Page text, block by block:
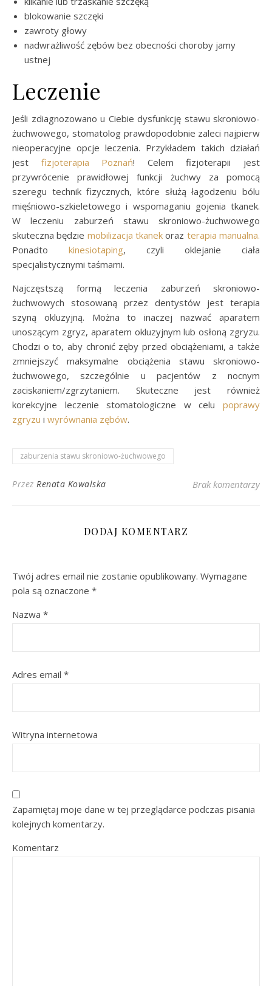
blokowanie szczęki
zawroty głowy
nadwrażliwość zębów bez obecności choroby jamy
ustnej
Leczenie
Jeśli zdiagnozowano u Ciebie dysfunkcję stawu skroniowo-
żuchwowego, stomatolog prawdopodobnie zaleci najpierw
nieoperacyjne opcje leczenia. Przykładem takich działań
jest fizjoterapia Poznań! Celem fizjoterapii jest
przywrócenie prawidłowej funkcji żuchwy za pomocą
szeregu technik fizycznych, które służą łagodzeniu bólu
mięśniowo-szkieletowego i wspomaganiu gojenia tkanek.
W leczeniu zaburzeń stawu skroniowo-żuchwowego
skuteczna będzie mobilizacja tkanek oraz terapia manualna.
Ponadto kinesiotaping, czyli oklejanie ciała
specjalistycznymi taśmami.
Najczęstszą formą leczenia zaburzeń skroniowo-
żuchwowych stosowaną przez dentystów jest terapia
szyną okluzyjną. Można to inaczej nazwać aparatem
unoszącym zgryz, aparatem okluzyjnym lub osłoną zgryzu.
Chodzi o to, aby chronić zęby przed obciążeniami, a także
zmniejszyć maksymalne obciążenia stawu skroniowo-
żuchwowego, szczególnie u pacjentów z nocnym
zaciskaniem/zgrzytaniem. Skuteczne jest również
korekcyjne leczenie stomatologiczne w celu poprawy
zgryzu i wyrównania zębów.
zaburzenia stawu skroniowo-żuchwowego
Przez Renata Kowalska Brak komentarzy
DODAJ KOMENTARZ
Twój adres email nie zostanie opublikowany. Wymagane
pola są oznaczone *
Nazwa *
Adres email *
Witryna internetowa
Zapamiętaj moje dane w tej przeglądarce podczas pisania
kolejnych komentarzy.
Komentarz